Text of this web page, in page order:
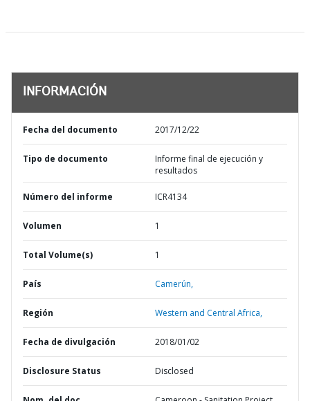
INFORMACIÓN
Fecha del documento 2017/12/22
Tipo de documento
Informe final de ejecución y
resultados
Número del informe ICR4134
Volumen 1
Total Volume(s) 1
País Camerún,
Región Western and Central Africa,
Fecha de divulgación 2018/01/02
Disclosure Status Disclosed